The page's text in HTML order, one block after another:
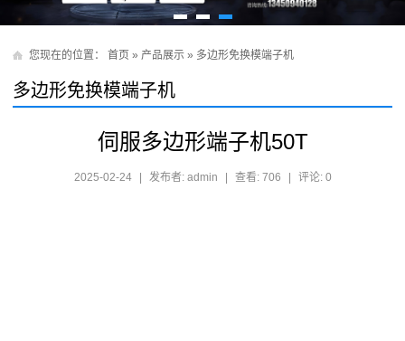
您现在的位置： 首页 » 产品展示 » 多边形免换模端子机
多边形免换模端子机
伺服多边形端子机50T
2025-02-24 | 发布者: admin | 查看: 706 | 评论: 0